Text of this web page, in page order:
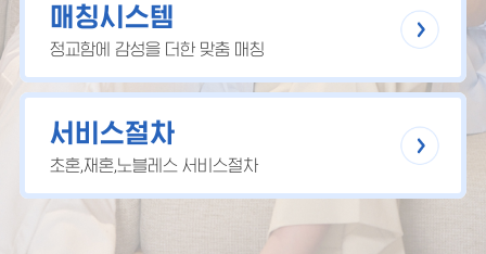
매칭시스템
정교함에 감성을 더한 맞춤 매칭
서비스절차
초혼,재혼,노블레스 서비스절차